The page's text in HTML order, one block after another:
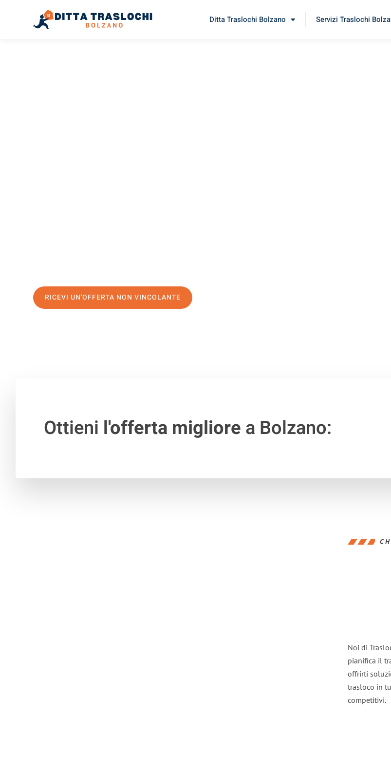
Ditta Traslochi Bolzano Servizi Traslochi
RICEVI UN'OFFERTA NON VINCOLANTE
Ottieni l'offerta migliorea Bolzano:
Noi di
pianifica il
offrirti
trasloco in
competitivi.